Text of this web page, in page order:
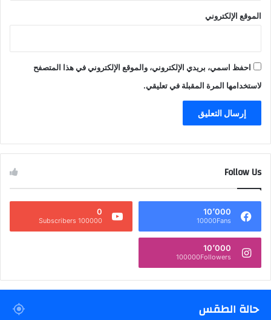
الموقع الإلكتروني
احفظ اسمي، بريدي الإلكتروني، والموقع الإلكتروني في هذا المتصفح
لاستخدامها المرة المقبلة في تعليقي.
Follow Us
10٬000
10000Fans
0
100000 Subscribers
10٬000
100000Followers
حالة الطقس